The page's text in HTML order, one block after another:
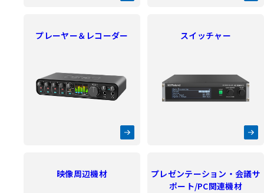
プレーヤー＆レコーダー スイッチャー
映像周辺機材
プレゼンテーション・会議サ
ポート/PC関連機材